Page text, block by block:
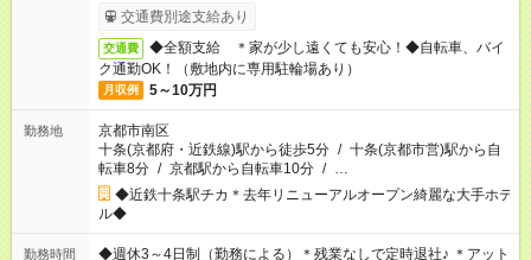
交通費別途支給あり
交通費
◆全額支給 ＊家が少し遠くても安心！◆自転車、バイ
ク通勤OK！（敷地内に専用駐輪場あり）
月収例 5～10万円
勤務地
京都市南区
十条(京都府・近鉄線)駅から徒歩5分 / 十条(京都市営)駅から自
転車8分 / 京都駅から自転車10分 / …
◆近鉄十条駅チカ＊去年リニューアルオープン綺麗な大手ホテ
ル◆
勤務時間
◆週休3～4日制（勤務による）＊残業なしで定時退社♪ ＊アット